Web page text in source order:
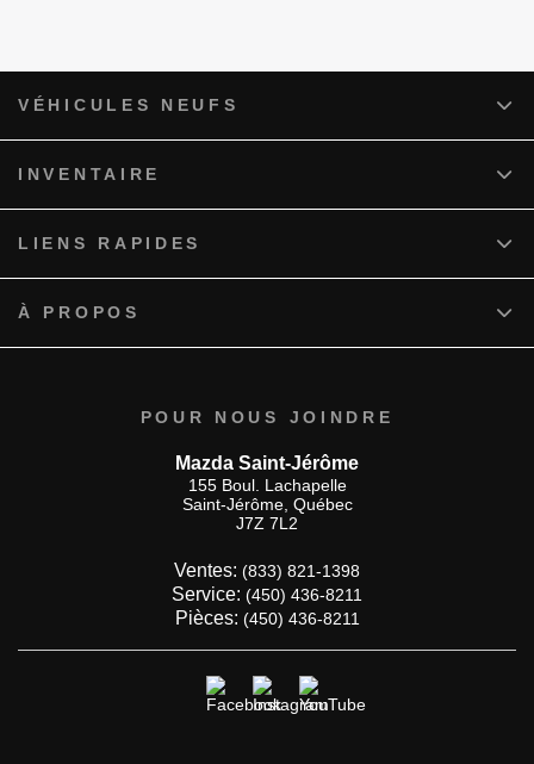
POUR NOUS JOINDRE
Mazda Saint-Jérôme
155 Boul. Lachapelle
Saint-Jérôme, Québec
J7Z 7L2
Ventes: (833) 821-1398
Service: (450) 436-8211
Pièces: (450) 436-8211
VÉHICULES NEUFS
INVENTAIRE
LIENS RAPIDES
À PROPOS